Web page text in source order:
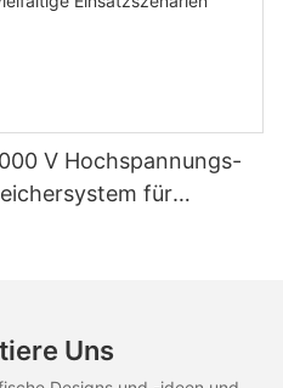
V Hochspannungs-
für
Uns